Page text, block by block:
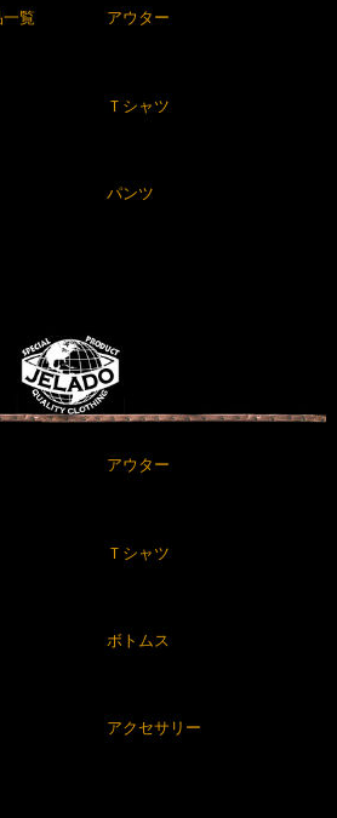
覧 アウター
Ｔシャツ
パンツ
アウター
Ｔシャツ
ボトムス
アクセサリー